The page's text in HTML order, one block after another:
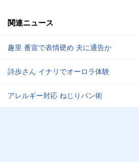
関連ニュース
趣里 番宣で表情硬め 夫に通告か
詩歩さん イナリでオーロラ体験
アレルギー対応 ねじりパン術